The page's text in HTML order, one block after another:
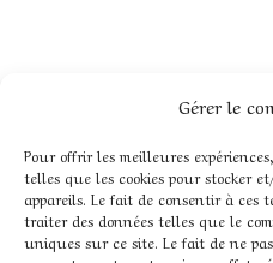
Gérer le
Pour offrir les meilleures
telles que les cookies pour stocker
appareils. Le fait de consentir à ces
traiter des données telles que le
uniques sur ce site. Le fait de ne